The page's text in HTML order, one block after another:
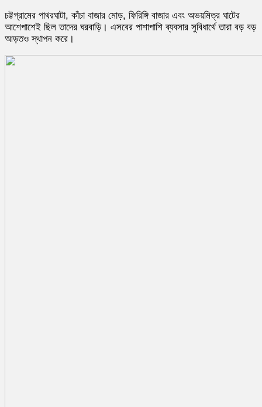
চট্টগ্রামের পাথরঘাটা, কাঁচা বাজার মোড়, ফিরিঙ্গি বাজার এবং অভয়মিত্র ঘাটের
আশেপাশেই ছিল তাদের ঘরবাড়ি। এসবের পাশাপাশি ব্যবসার সুবিধার্থে তারা বড় বড়
আড়তও স্থাপন করে।